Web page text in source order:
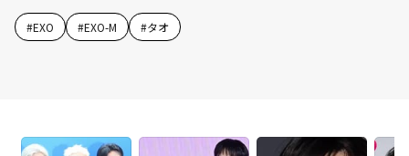
#EXO #EXO-M #タオ